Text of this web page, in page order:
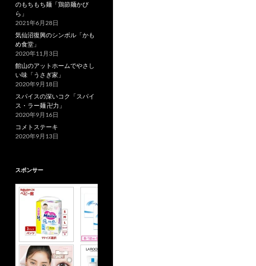
のもちもち麺「鶏節麺かび
ら」
2021年6月28日
気仙沼復興のシンボル「かも
め食堂」
2020年11月3日
館山のアットホームでやさし
い味「うさぎ家」
2020年9月18日
スパイスの深いコク「スパイ
ス・ラー麺 卍力」
2020年9月16日
コメトステーキ
2020年9月13日
スポンサー